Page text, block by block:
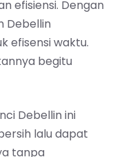
efisiensi. Dengan
Debellin
efisensi waktu.
begitu
Debellin ini
lalu dapat
tanpa